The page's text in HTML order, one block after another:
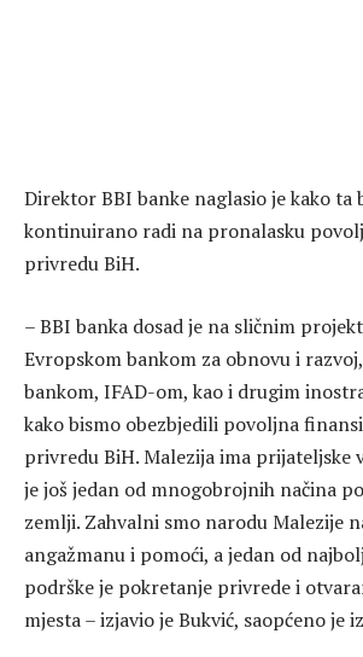
Direktor BBI banke naglasio je kako ta
kontinuirano radi na pronalasku
privredu BiH.
– BBI banka dosad je na sličnim
Evropskom bankom za obnovu i
bankom, IFAD-om, kao i drugim
kako bismo obezbjedili povoljna
privredu BiH. Malezija ima prijateljske
je još jedan od mnogobrojnih načina
zemlji. Zahvalni smo narodu Malezije
angažmanu i pomoći, a jedan od
podrške je pokretanje privrede i
mjesta – izjavio je Bukvić, saopćeno je